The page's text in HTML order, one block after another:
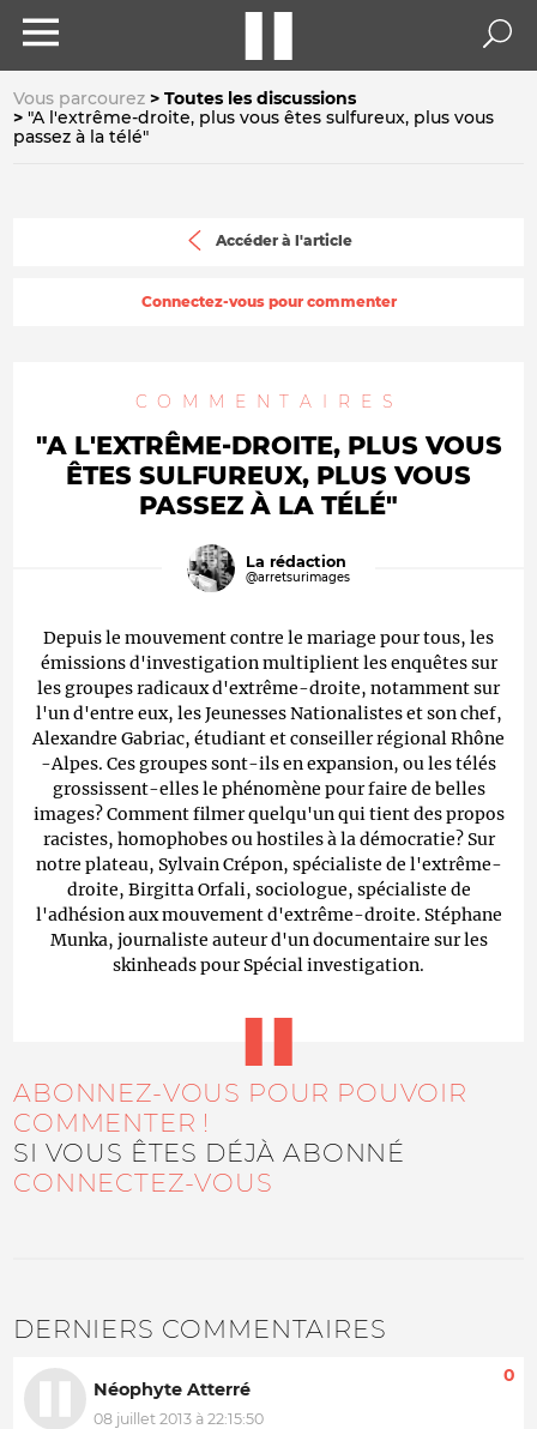
Vous parcourez
Toutes les discussions
"A l'extrême-droite, plus vous êtes sulfureux, plus vous
passez à la télé"
Accéder à l'article
Connectez-vous pour commenter
COMMENTAIRES
"A L'EXTRÊME-DROITE, PLUS VOUS
ÊTES SULFUREUX, PLUS VOUS
PASSEZ À LA TÉLÉ"
La rédaction
@arretsurimages
Depuis le mouvement contre le mariage pour tous, les
émissions d'investigation multiplient les enquêtes sur
les groupes radicaux d'extrême-droite, notamment sur
l'un d'entre eux, les Jeunesses Nationalistes et son chef,
Alexandre Gabriac, étudiant et conseiller régional Rhône
-Alpes. Ces groupes sont-ils en expansion, ou les télés
grossissent-elles le phénomène pour faire de belles
images? Comment filmer quelqu'un qui tient des propos
racistes, homophobes ou hostiles à la démocratie? Sur
notre plateau, Sylvain Crépon, spécialiste de l'extrême-
droite, Birgitta Orfali, sociologue, spécialiste de
l'adhésion aux mouvement d'extrême-droite. Stéphane
Munka, journaliste auteur d'un documentaire sur les
skinheads pour Spécial investigation.
ABONNEZ-VOUS POUR POUVOIR
COMMENTER !
SI VOUS ÊTES DÉJÀ ABONNÉ
CONNECTEZ-VOUS
DERNIERS COMMENTAIRES
Néophyte Atterré
08 juillet 2013 à 22:15:50
0